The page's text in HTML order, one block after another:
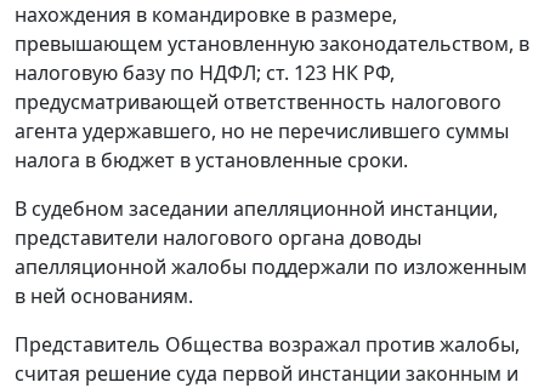
нахождения в командировке в размере,
превышающем установленную законодательством, в
налоговую базу по НДФЛ; ст. 123 НК РФ,
предусматривающей ответственность налогового
агента удержавшего, но не перечислившего суммы
налога в бюджет в установленные сроки.
В судебном заседании апелляционной инстанции,
представители налогового органа доводы
апелляционной жалобы поддержали по изложенным
в ней основаниям.
Представитель Общества возражал против жалобы,
считая решение суда первой инстанции законным и